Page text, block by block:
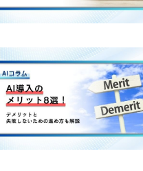
「AI導入のメリット8選！